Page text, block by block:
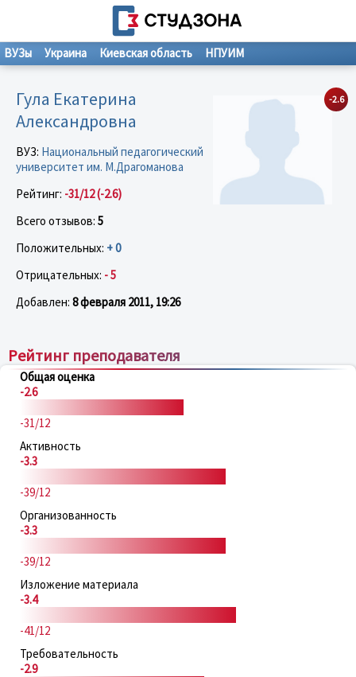
ВУЗы Украина Киевская область НПУИМ
-2.6
Гула Екатерина
Александровна
ВУЗ: Национальный педагогический
университет им. М.Драгоманова
Рейтинг: -31/12 (-2.6)
Всего отзывов: 5
Положительных: + 0
Отрицательных: - 5
Добавлен: 8 февраля 2011, 19:26
Рейтинг преподавателя
Общая оценка
-2.6
-31/12
Активность
-3.3
-39/12
Организованность
-3.3
-39/12
Изложение материала
-3.4
-41/12
Требовательность
-2.9